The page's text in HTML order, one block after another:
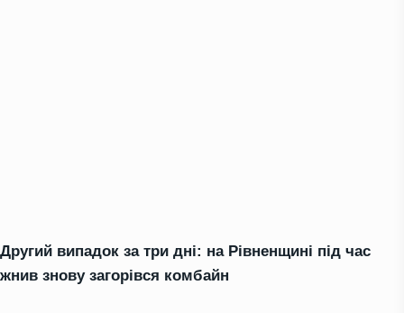
Другий випадок за три дні: на Рівненщині під час
жнив знову загорівся комбайн